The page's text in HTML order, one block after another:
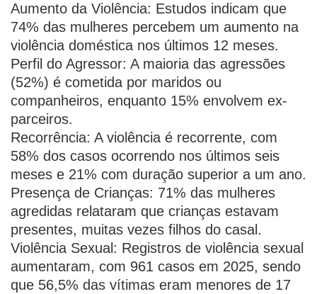
Aumento da Violência: Estudos indicam que
74% das mulheres percebem um aumento na
violência doméstica nos últimos 12 meses.
Perfil do Agressor: A maioria das agressões
(52%) é cometida por maridos ou
companheiros, enquanto 15% envolvem ex-
parceiros.
Recorrência: A violência é recorrente, com
58% dos casos ocorrendo nos últimos seis
meses e 21% com duração superior a um ano.
Presença de Crianças: 71% das mulheres
agredidas relataram que crianças estavam
presentes, muitas vezes filhos do casal.
Violência Sexual: Registros de violência sexual
aumentaram, com 961 casos em 2025, sendo
que 56,5% das vítimas eram menores de 17